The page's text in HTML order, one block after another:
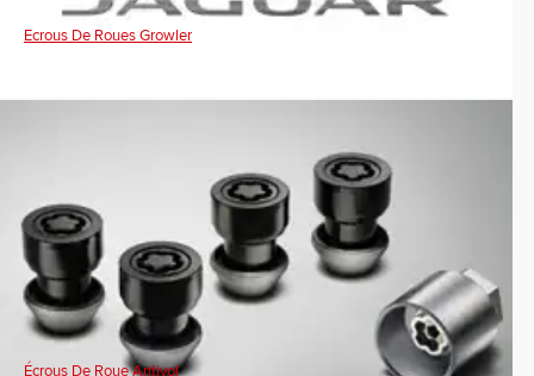
Ecrous De Roues Growler
Écrous De Roue Antivol